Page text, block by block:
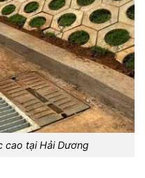
cao tại Hải Dương